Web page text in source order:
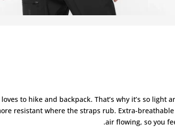
loves to hike and backpack. That’s why it’s so
resistant where the straps rub. Extra-
air flowing, so you